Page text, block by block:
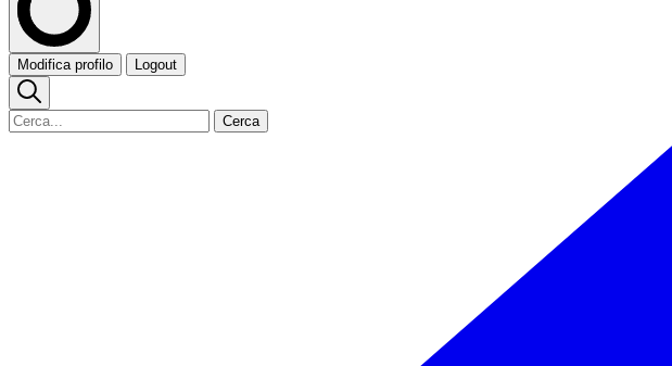
Modifica profilo Logout
Cerca